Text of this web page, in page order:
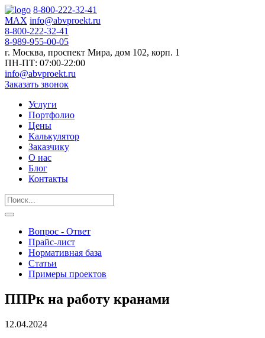
8-800-222-32-41
MAX info@abvproekt.ru
8-800-222-32-41
8-989-955-00-05
г. Москва, проспект Мира, дом 102, корп. 1
ПН-ПТ: 07:00-22:00
info@abvproekt.ru
Заказать звонок
Услуги
Портфолио
Цены
Калькулятор
Заказчику
О нас
Блог
Контакты
Вопрос - Ответ
Прайс-лист
Нормативная база
Статьи
Примеры проектов
ППРк на работу кранами
12.04.2024